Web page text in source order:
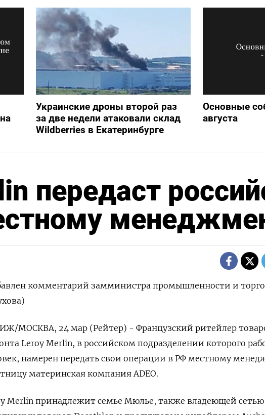
Украинские дроны второй раз
за две недели атаковали склад
Wildberries в Екатеринбурге
Основные
августа
передаст
комментарий замминистра промышленности и
МОСКВА, 24 мар (Рейтер) - Французский ритейлер
Leroy Merlin, в российском подразделении которого
намерен передать свои операции в РФ местному
материнская компания ADEO.
Merlin принадлежит семье Мюлье, также владеющей